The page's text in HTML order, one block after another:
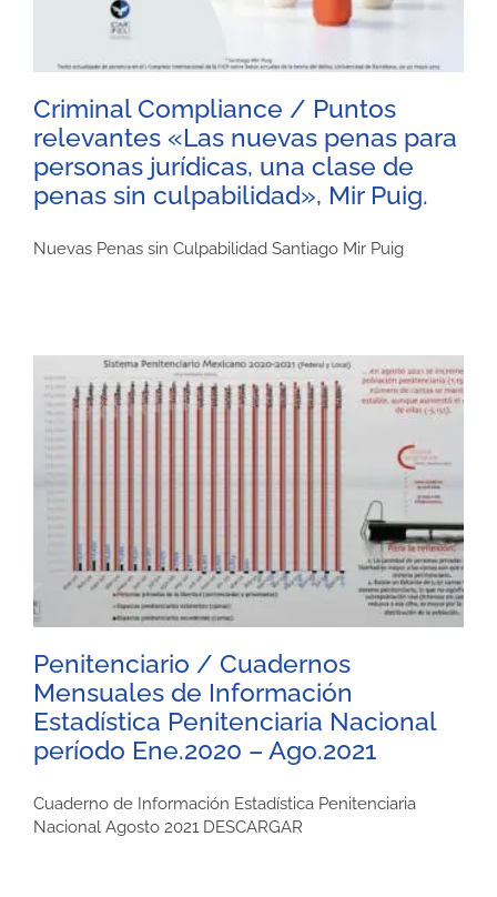
Criminal Compliance / Puntos
relevantes «Las nuevas penas para
personas jurídicas, una clase de
penas sin culpabilidad», Mir Puig.
Nuevas Penas sin Culpabilidad Santiago Mir Puig
Penitenciario / Cuadernos
Mensuales de Información
Estadística Penitenciaria Nacional
período Ene.2020 – Ago.2021
Cuaderno de Información Estadística Penitenciaria
Nacional Agosto 2021 DESCARGAR